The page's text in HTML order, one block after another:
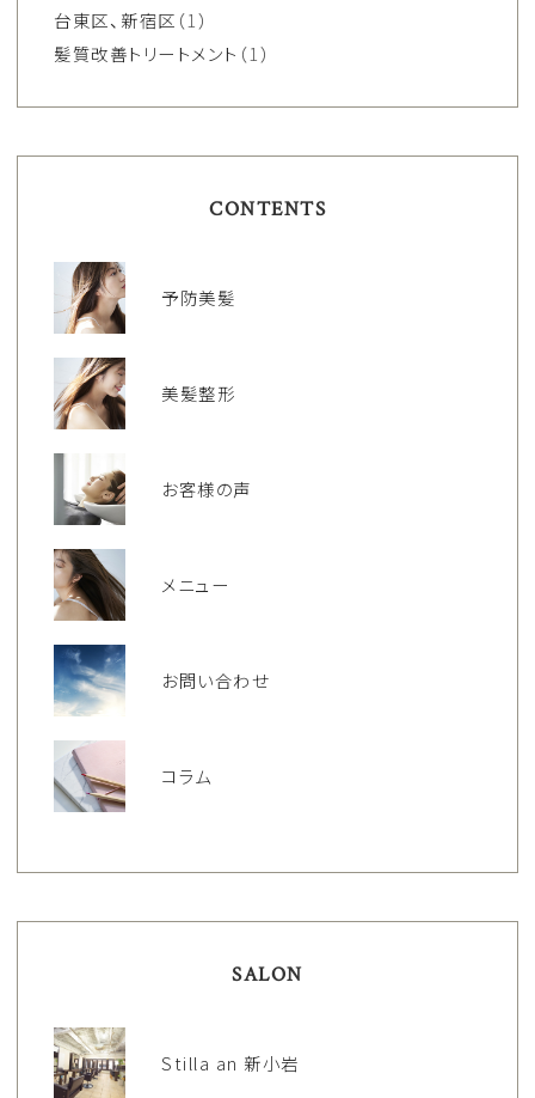
台東区、新宿区 （1）
髪質改善トリートメント （1）
CONTENTS
予防美髪
美髪整形
お客様の声
メニュー
お問い合わせ
コラム
SALON
Stilla an 新小岩